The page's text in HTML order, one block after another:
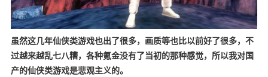
虽然这几年仙侠类游戏也出了很多，画质等也比以前好了很多，不
过越来越乱七八糟，各种氪金没有了当初的那种感觉，所以我对国
产的仙侠类游戏是悲观主义的。